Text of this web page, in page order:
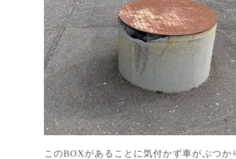
このBOXがあることに気付かず車がぶつ